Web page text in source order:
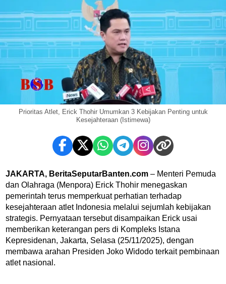
Prioritas Atlet, Erick Thohir Umumkan 3 Kebijakan Penting untuk
Kesejahteraan (Istimewa)
JAKARTA, BeritaSeputarBanten.com – Menteri Pemuda
dan Olahraga (Menpora) Erick Thohir menegaskan
pemerintah terus memperkuat perhatian terhadap
kesejahteraan atlet Indonesia melalui sejumlah kebijakan
strategis. Pernyataan tersebut disampaikan Erick usai
memberikan keterangan pers di Kompleks Istana
Kepresidenan, Jakarta, Selasa (25/11/2025), dengan
membawa arahan Presiden Joko Widodo terkait pembinaan
atlet nasional.